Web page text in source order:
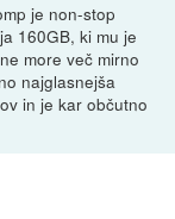
je non-stop
160GB, ki mu je
more več mirno
najglasnejša
in je kar občutno